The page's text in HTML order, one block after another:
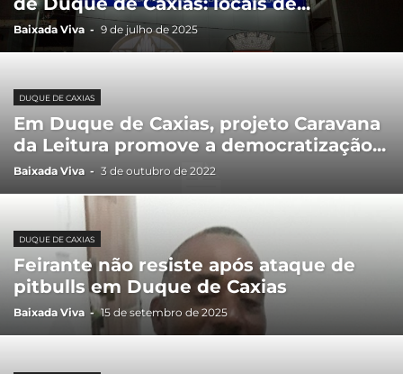
Baixada Viva - 9 de julho de 2025
DUQUE DE CAXIAS
Em Duque de Caxias, projeto Caravana
da Leitura promove a democratização...
Baixada Viva - 3 de outubro de 2022
DUQUE DE CAXIAS
Feirante não resiste após ataque de
pitbulls em Duque de Caxias
Baixada Viva - 15 de setembro de 2025